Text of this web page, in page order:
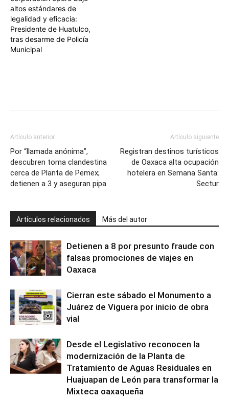
altos estándares de
legalidad y eficacia:
Presidente de Huatulco,
tras desarme de Policía
Municipal
Artículo anterior
Por “llamada anónima”,
descubren toma clandestina
cerca de Planta de Pemex;
detienen a 3 y aseguran pipa
Artículo siguiente
Registran destinos turísticos
de Oaxaca alta ocupación
hotelera en Semana Santa:
Sectur
Artículos relacionados Más del autor
Detienen a 8 por presunto fraude con
falsas promociones de viajes en
Oaxaca
Cierran este sábado el Monumento a
Juárez de Viguera por inicio de obra
vial
Desde el Legislativo reconocen la
modernización de la Planta de
Tratamiento de Aguas Residuales en
Huajuapan de León para transformar la
Mixteca oaxaqueña